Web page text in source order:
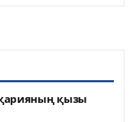
қызы